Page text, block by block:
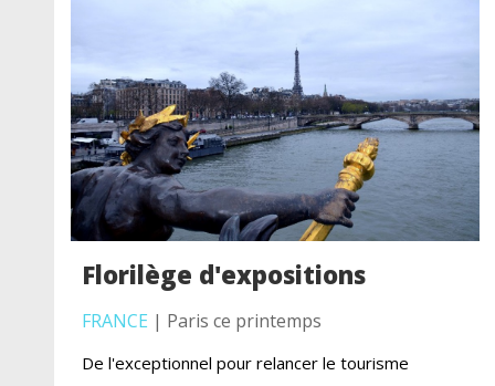
Florilège d'expositions
FRANCE | Paris ce printemps
De l'exceptionnel pour relancer le tourisme